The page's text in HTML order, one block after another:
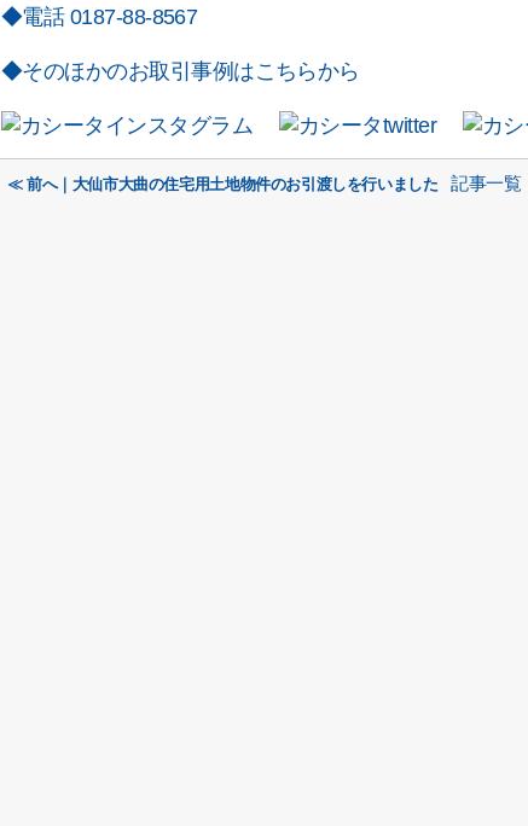
◆電話 0187-88-8567
◆そのほかのお取引事例はこちらから
≪ 前へ｜大仙市大曲の住宅用土地物件のお引渡しを行いました 記事一覧